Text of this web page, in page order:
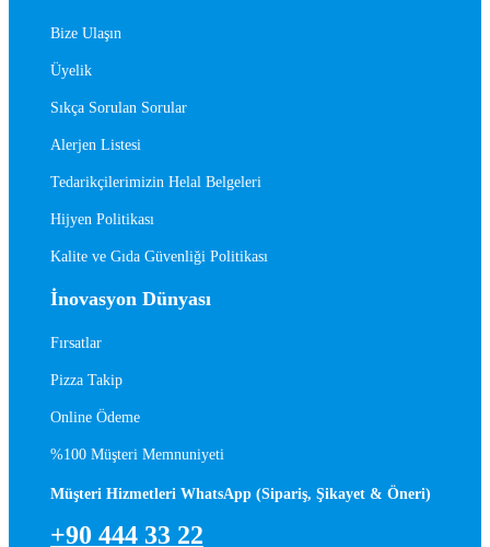
Bize Ulaşın
Üyelik
Sıkça Sorulan Sorular
Alerjen Listesi
Tedarikçilerimizin Helal Belgeleri
Hijyen Politikası
Kalite ve Gıda Güvenliği Politikası
İnovasyon Dünyası
Fırsatlar
Pizza Takip
Online Ödeme
%100 Müşteri Memnuniyeti
Müşteri Hizmetleri WhatsApp (Sipariş, Şikayet & Öneri)
+90 444 33 22